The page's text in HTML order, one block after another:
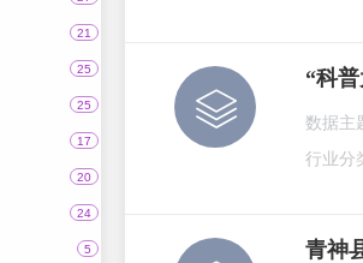
21
25
25
17
20
24
5
“科
数据主
行业分
青神